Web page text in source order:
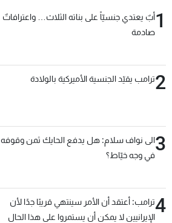
1أبٌ يعتدي جنسيّاً على بناته الثلاث… واعترافاتٌ
صادمة
2ترامب يقيّد الجنسية الأميركية بالولادة
3الى نواف سلام: هل يدفع الحايك ثمن وقوفه
في وجه خيّاط؟
4ترامب: أعتقد أن الأمر سينتهي قريبًا جدًا لأن
الإيرانيين لا يمكن أن يستمروا على هذا الحال